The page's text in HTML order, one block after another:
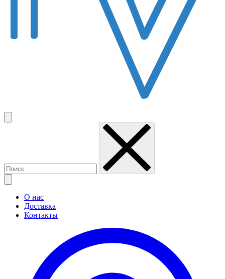
О нас
Доставка
Контакты